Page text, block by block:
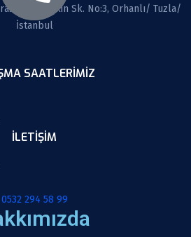
cad. Seçkin Sk. No:3, Orhanlı/ Tuzla/
İstanbul
SAATLERİMİZ
İLETIŞIM
0532 294 58 99